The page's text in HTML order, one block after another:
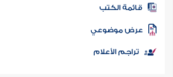
المكتبة
الكتب
موضوعي